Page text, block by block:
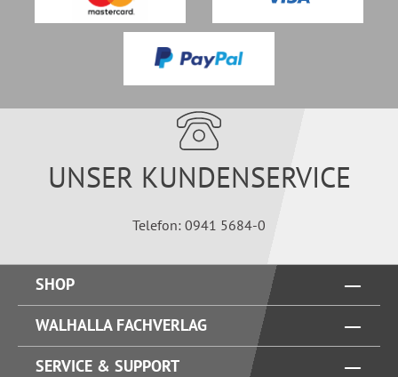
UNSER KUNDENSERVICE
Telefon: 0941 5684-0
SHOP
WALHALLA FACHVERLAG
SERVICE & SUPPORT